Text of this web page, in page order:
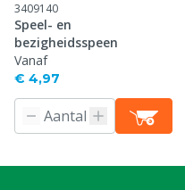
3409140
Speel- en
bezigheidsspeen
Vanaf
€ 4,97